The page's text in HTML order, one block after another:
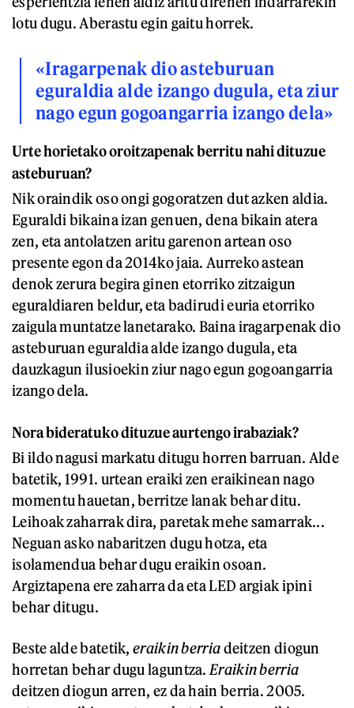
lotu dugu. Aberastu egin gaitu horrek.
«Iragarpenak dio asteburuan
eguraldia alde izango dugula, eta ziur
nago egun gogoangarria izango dela»
Urte horietako oroitzapenak berritu nahi dituzue
asteburuan?
Nik oraindik oso ongi gogoratzen dut azken aldia.
Eguraldi bikaina izan genuen, dena bikain atera
zen, eta antolatzen aritu garenon artean oso
presente egon da 2014ko jaia. Aurreko astean
denok zerura begira ginen etorriko zitzaigun
eguraldiaren beldur, eta badirudi euria etorriko
zaigula muntatze lanetarako. Baina iragarpenak dio
asteburuan eguraldia alde izango dugula, eta
dauzkagun ilusioekin ziur nago egun gogoangarria
izango dela.
Nora bideratuko dituzue aurtengo irabaziak?
Bi ildo nagusi markatu ditugu horren barruan. Alde
batetik, 1991. urtean eraiki zen eraikinean nago
momentu hauetan, berritze lanak behar ditu.
Leihoak zaharrak dira, paretak mehe samarrak...
Neguan asko nabaritzen dugu hotza, eta
isolamendua behar dugu eraikin osoan.
Argiztapena ere zaharra da eta LED argiak ipini
behar ditugu.
Beste alde batetik, eraikin berriadeitzen diogun
horretan behar dugu laguntza. Eraikin berria
deitzen diogun arren, ez da hain berria. 2005.